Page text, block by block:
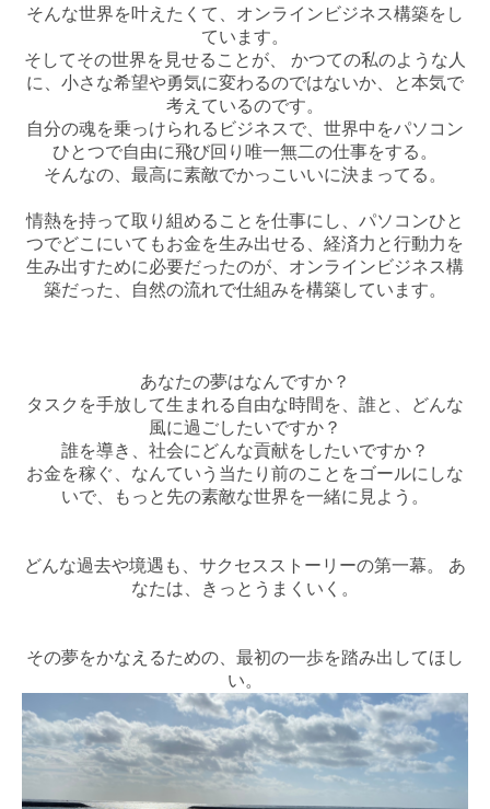
そんな世界を叶えたくて、オンラインビジネス構築をし
ています。
そしてその世界を見せることが、 かつての私のような人
に、小さな希望や勇気に変わるのではないか、と本気で
考えているのです。
自分の魂を乗っけられるビジネスで、世界中をパソコン
ひとつで自由に飛び回り唯一無二の仕事をする。
そんなの、最高に素敵でかっこいいに決まってる。
情熱を持って取り組めることを仕事にし、パソコンひと
つでどこにいてもお金を生み出せる、経済力と行動力を
生み出すために必要だったのが、オンラインビジネス構
築だった、自然の流れで仕組みを構築しています。
あなたの夢はなんですか？
タスクを手放して生まれる自由な時間を、誰と、どんな
風に過ごしたいですか？
誰を導き、社会にどんな貢献をしたいですか？
お金を稼ぐ、なんていう当たり前のことをゴールにしな
いで、もっと先の素敵な世界を一緒に見よう。
どんな過去や境遇も、サクセスストーリーの第一幕。 あ
なたは、きっとうまくいく。
その夢をかなえるための、最初の一歩を踏み出してほし
い。